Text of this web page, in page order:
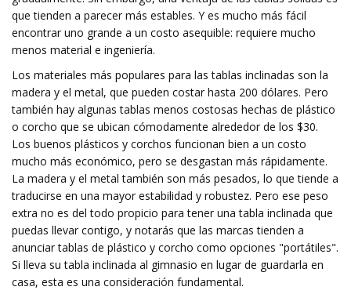
que tienden a parecer más estables. Y es mucho más fácil
encontrar uno grande a un costo asequible: requiere mucho
menos material e ingeniería.
Los materiales más populares para las tablas inclinadas son la
madera y el metal, que pueden costar hasta 200 dólares. Pero
también hay algunas tablas menos costosas hechas de plástico
o corcho que se ubican cómodamente alrededor de los $30.
Los buenos plásticos y corchos funcionan bien a un costo
mucho más económico, pero se desgastan más rápidamente.
La madera y el metal también son más pesados, lo que tiende a
traducirse en una mayor estabilidad y robustez. Pero ese peso
extra no es del todo propicio para tener una tabla inclinada que
puedas llevar contigo, y notarás que las marcas tienden a
anunciar tablas de plástico y corcho como opciones "portátiles".
Si lleva su tabla inclinada al gimnasio en lugar de guardarla en
casa, esta es una consideración fundamental.